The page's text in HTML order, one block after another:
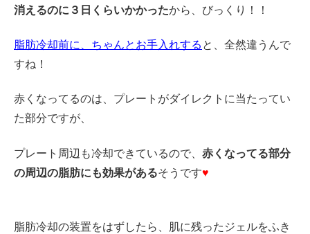
消えるのに３日くらいかかったから、びっくり！！
脂肪冷却前に、ちゃんとお手入れする と、全然違うんで
すね！
赤くなってるのは、プレートがダイレクトに当たってい
た部分ですが、
プレート周辺も冷却できているので、 赤くなってる部分
の周辺の脂肪にも効果があるそうです♥
脂肪冷却の装置をはずしたら、肌に残ったジェルをふき